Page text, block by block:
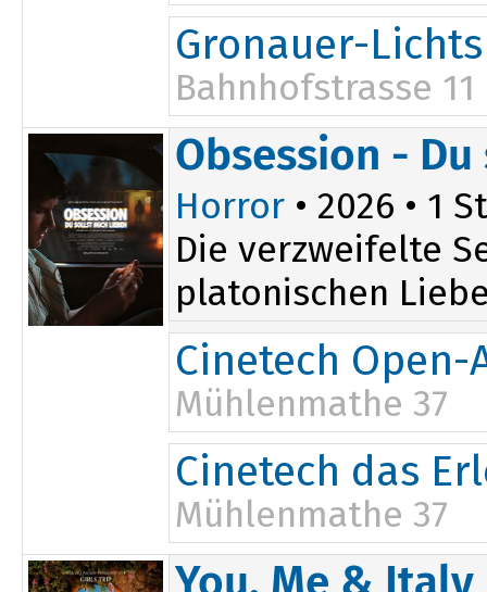
Gronauer-
Bahnhofstrasse 11
15:00
17:30
Obsession -
Horror • 2026 • 1
Die verzweifelte
platonischen
Cinetech Open-
Mühlenmathe 37
20:00
Cinetech das
Mühlenmathe 37
20:00